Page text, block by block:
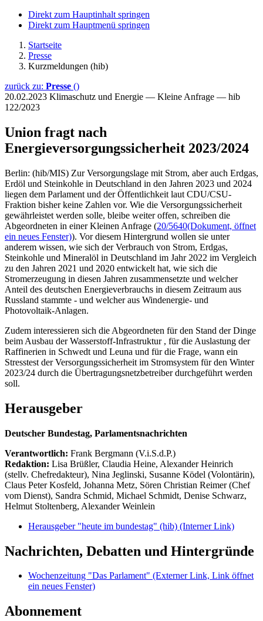
Direkt zum Hauptinhalt springen
Direkt zum Hauptmenü springen
Startseite
Presse
Kurzmeldungen (hib)
zurück zu: Presse ()
20.02.2023 Klimaschutz und Energie — Kleine Anfrage — hib
122/2023
Union fragt nach
Energieversorgungssicherheit 2023/2024
Berlin: (hib/MIS) Zur Versorgungslage mit Strom, aber auch Erdgas,
Erdöl und Steinkohle in Deutschland in den Jahren 2023 und 2024
liegen dem Parlament und der Öffentlichkeit laut CDU/CSU-
Fraktion bisher keine Zahlen vor. Wie die Versorgungssicherheit
gewährleistet werden solle, bleibe weiter offen, schreiben die
Abgeordneten in einer Kleinen Anfrage (20/5640(Dokument, öffnet
ein neues Fenster)). Vor diesem Hintergrund wollen sie unter
anderem wissen, wie sich der Verbrauch von Strom, Erdgas,
Steinkohle und Mineralöl in Deutschland im Jahr 2022 im Vergleich
zu den Jahren 2021 und 2020 entwickelt hat, wie sich die
Stromerzeugung in diesen Jahren zusammensetzte und welcher
Anteil des deutschen Energieverbrauchs in diesem Zeitraum aus
Russland stammte - und welcher aus Windenergie- und
Photovoltaik-Anlagen.
Zudem interessieren sich die Abgeordneten für den Stand der Dinge
beim Ausbau der Wasserstoff-Infrastruktur , für die Auslastung der
Raffinerien in Schwedt und Leuna und für die Frage, wann ein
Stresstest der Versorgungssicherheit im Stromsystem für den Winter
2023/24 durch die Übertragungsnetzbetreiber durchgeführt werden
soll.
Herausgeber
Deutscher Bundestag, Parlamentsnachrichten
Verantwortlich: Frank Bergmann (V.i.S.d.P.)
Redaktion: Lisa Brüßler, Claudia Heine, Alexander Heinrich
(stellv. Chefredakteur), Nina Jeglinski, Susanne Ködel (Volontärin),
Claus Peter Kosfeld, Johanna Metz, Sören Christian Reimer (Chef
vom Dienst), Sandra Schmid, Michael Schmidt, Denise Schwarz,
Helmut Stoltenberg, Alexander Weinlein
Herausgeber "heute im bundestag" (hib) (Interner Link)
Nachrichten, Debatten und Hintergründe
Wochenzeitung "Das Parlament" (Externer Link, Link öffnet
ein neues Fenster)
Abonnement